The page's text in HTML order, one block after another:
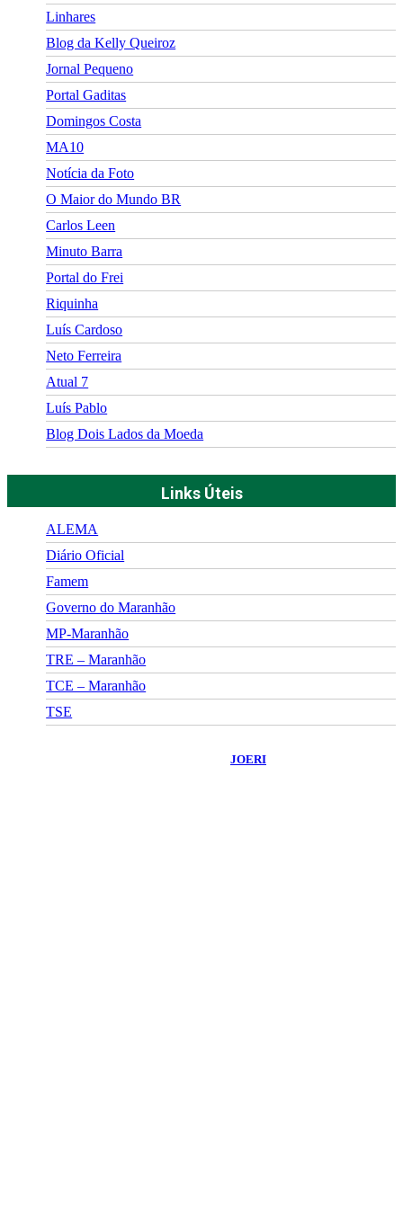
Linhares
Blog da Kelly Queiroz
Jornal Pequeno
Portal Gaditas
Domingos Costa
MA10
Notícia da Foto
O Maior do Mundo BR
Carlos Leen
Minuto Barra
Portal do Frei
Riquinha
Luís Cardoso
Neto Ferreira
Atual 7
Luís Pablo
Blog Dois Lados da Moeda
Links Úteis
ALEMA
Diário Oficial
Famem
Governo do Maranhão
MP-Maranhão
TRE – Maranhão
TCE – Maranhão
TSE
JOERI